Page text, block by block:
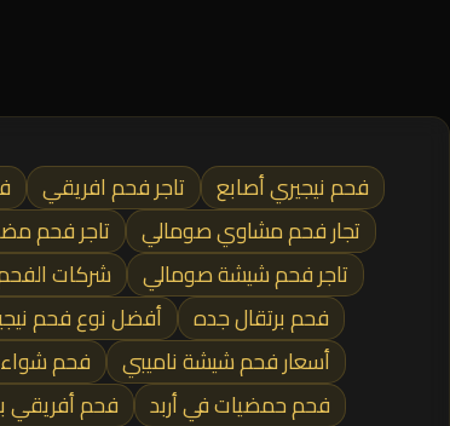
فحم نيجيري أصابع تاجر فحم افريقي
تجار فحم مشاوي صومالي
تاجر فحم
تاجر فحم شيشة صومالي
شركات
فحم برتقال جده
أفضل نوع فحم
أسعار فحم شيشة ناميبي
فحم شواء
فحم حمضيات في أربد
فحم أفريقي